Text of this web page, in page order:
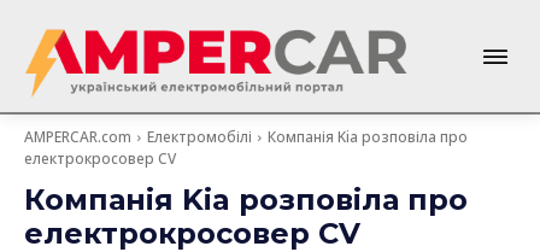
AMPERCAR.com Електромобілі
Компанія Kia розповіла про
електрокросовер CV
Компанія Kia розповіла про
електрокросовер CV